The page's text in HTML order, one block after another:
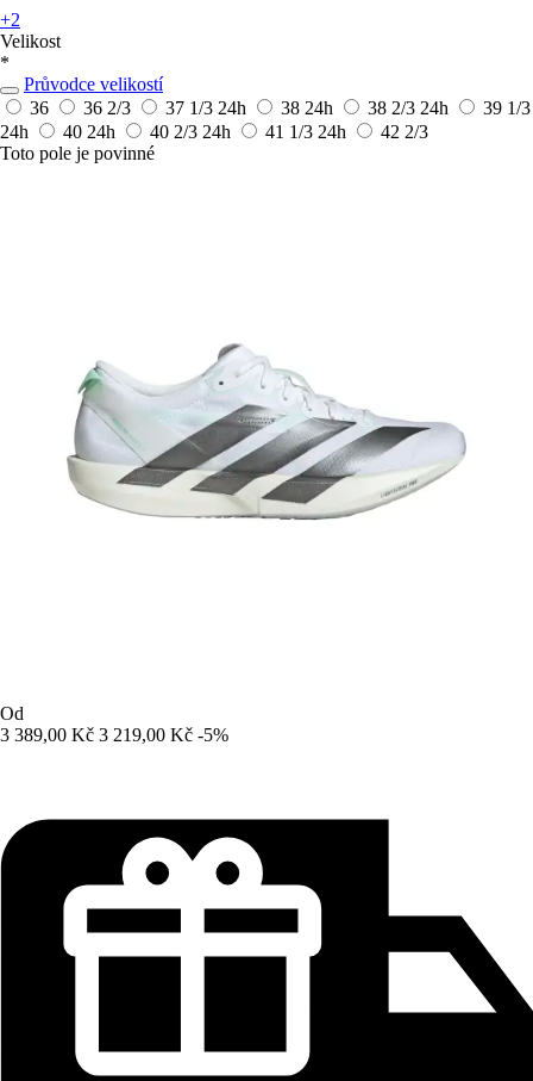
+2
Velikost
*
Průvodce velikostí
36
36 2/3 37 1/3 24h 38 24h 38 2/3 24h
39 1/3
24h
40 24h 40 2/3 24h 41 1/3 24h
42 2/3
Toto pole je povinné
Od
3 389,00 Kč 3 219,00 Kč -5%